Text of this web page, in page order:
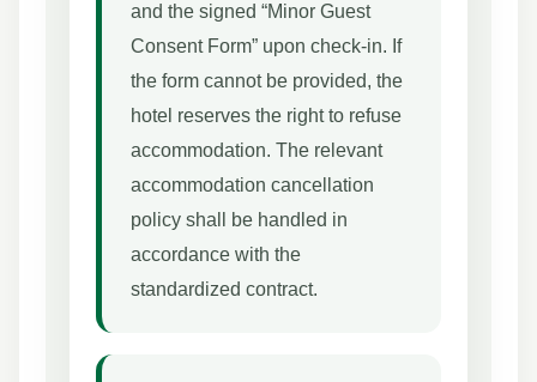
and the signed “Minor Guest
Consent Form” upon check-in. If
the form cannot be provided, the
hotel reserves the right to refuse
accommodation. The relevant
accommodation cancellation
policy shall be handled in
accordance with the
standardized contract.